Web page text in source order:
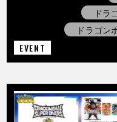
ドラ
ドラゴン
EVENT